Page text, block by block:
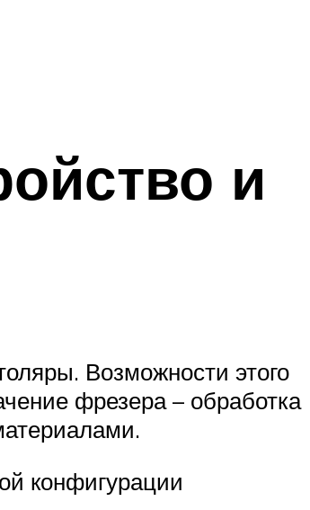
и
Возможности этого
фрезера – обработка
конфигурации